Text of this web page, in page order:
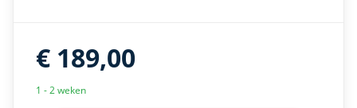
€ 189,00
1 - 2 weken